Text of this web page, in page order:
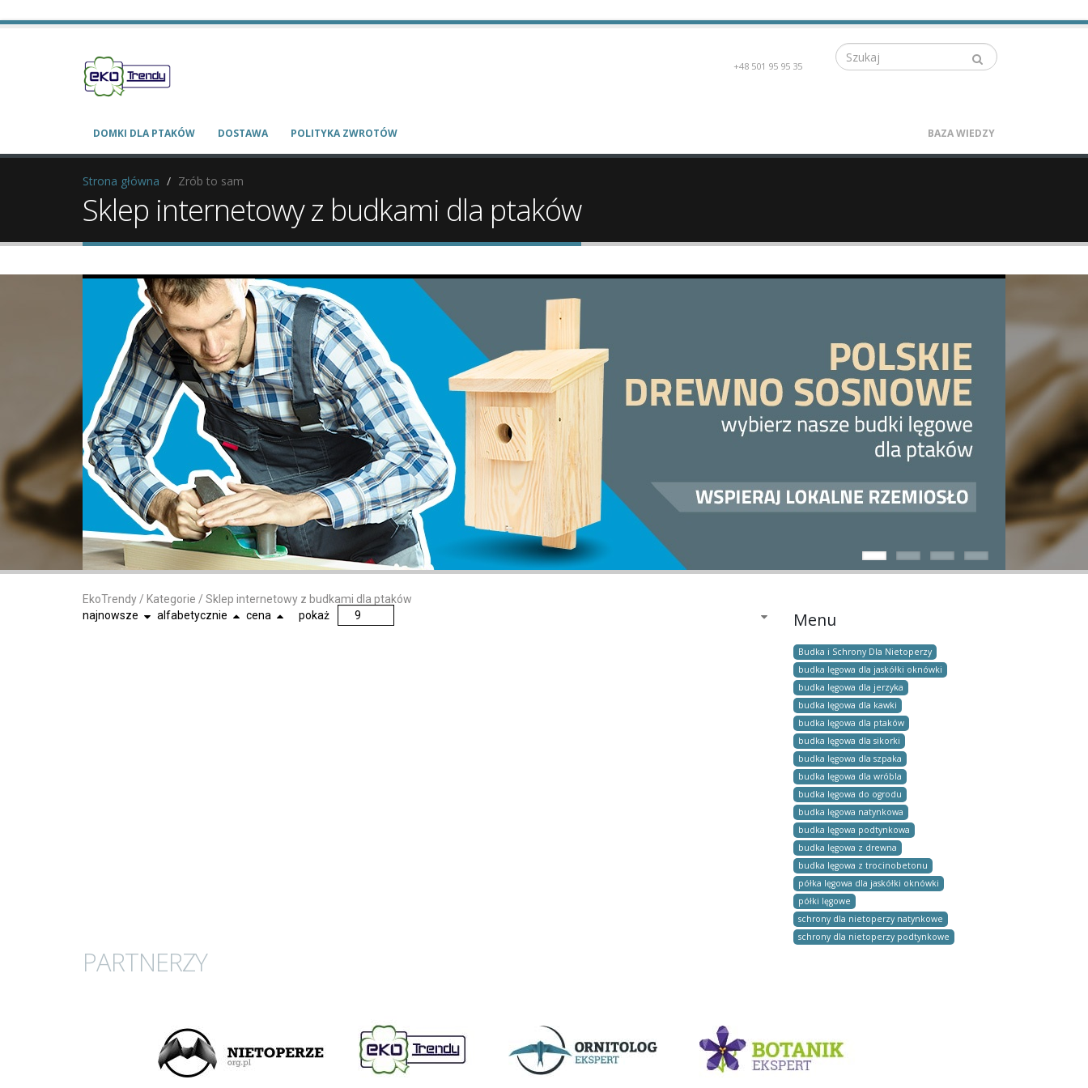
Szukaj
+48 501 95 95 35
DOMKI DLA PTAKÓW DOSTAWA POLITYKA ZWROTÓW BAZA WIEDZY
Strona główna Zrób to sam
Sklep internetowy z budkami dla ptaków
EkoTrendy / Kategorie / Sklep internetowy z budkami dla ptaków
najnowsze
alfabetycznie cena pokaż Menu
Budka i Schrony Dla Nietoperzy
budka lęgowa dla jaskółki oknówki
budka lęgowa dla jerzyka
budka lęgowa dla kawki
budka lęgowa dla ptaków
budka lęgowa dla sikorki
budka lęgowa dla szpaka
budka lęgowa dla wróbla
budka lęgowa do ogrodu
budka lęgowa natynkowa
budka lęgowa podtynkowa
budka lęgowa z drewna
budka lęgowa z trocinobetonu
półka lęgowa dla jaskółki oknówki
półki lęgowe
schrony dla nietoperzy natynkowe
schrony dla nietoperzy podtynkowe
PARTNERZY